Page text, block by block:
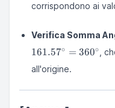
corrispondono ai
Verifica Somma
161.57∘ = 360∘
,
all'origine.